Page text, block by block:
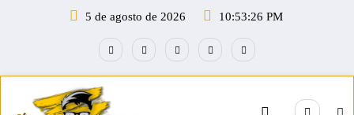
5 de agosto de 2026 10:53:27 PM